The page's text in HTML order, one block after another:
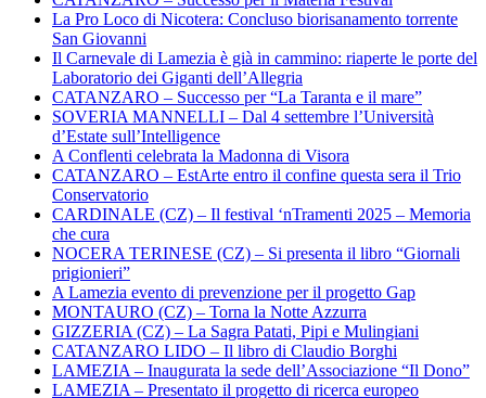
La Pro Loco di Nicotera: Concluso biorisanamento torrente
San Giovanni
Il Carnevale di Lamezia è già in cammino: riaperte le porte del
Laboratorio dei Giganti dell’Allegria
CATANZARO – Successo per “La Taranta e il mare”
SOVERIA MANNELLI – Dal 4 settembre l’Università
d’Estate sull’Intelligence
A Conflenti celebrata la Madonna di Visora
CATANZARO – EstArte entro il confine questa sera il Trio
Conservatorio
CARDINALE (CZ) – Il festival ‘nTramenti 2025 – Memoria
che cura
NOCERA TERINESE (CZ) – Si presenta il libro “Giornali
prigionieri”
A Lamezia evento di prevenzione per il progetto Gap
MONTAURO (CZ) – Torna la Notte Azzurra
GIZZERIA (CZ) – La Sagra Patati, Pipi e Mulingiani
CATANZARO LIDO – Il libro di Claudio Borghi
LAMEZIA – Inaugurata la sede dell’Associazione “Il Dono”
LAMEZIA – Presentato il progetto di ricerca europeo